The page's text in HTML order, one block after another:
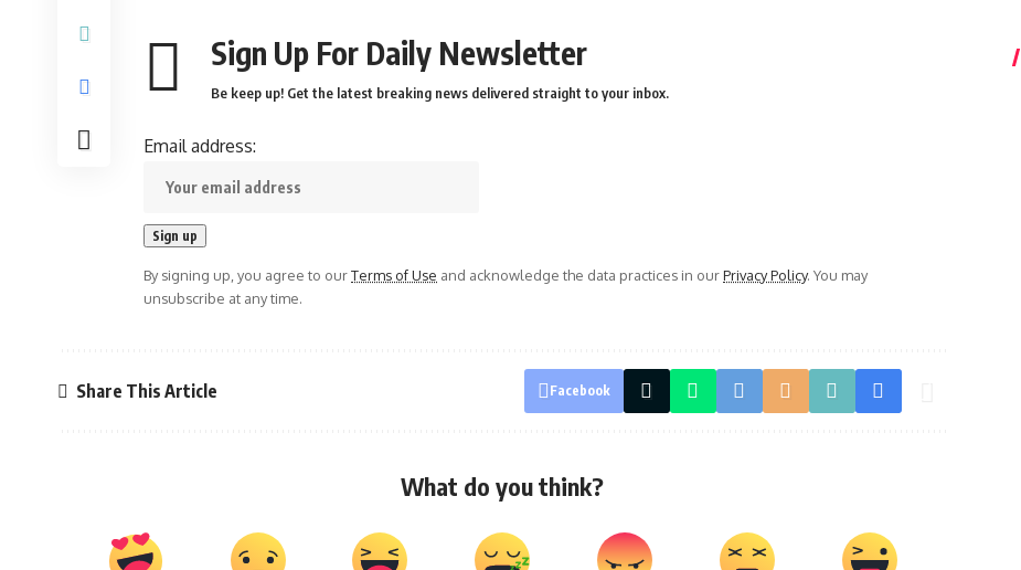
Sign Up For Daily Newsletter
Be keep up! Get the latest breaking news delivered straight to your inbox.
Email address:
By signing up, you agree to ourTerms of Use and acknowledge the data practices in ourPrivacy Policy. You may
unsubscribe at any time.
Share This Article Facebook
What do you think?